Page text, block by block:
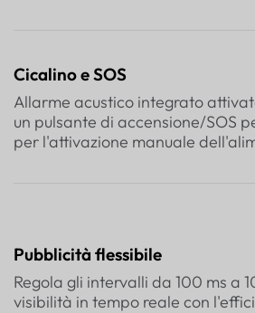
Cicalino e SOS
Allarme acustico integrato
un pulsante di accensione/SOS
per l'attivazione manuale
Pubblicità flessibile
Regola gli intervalli da 100 ms a
visibilità in tempo reale con